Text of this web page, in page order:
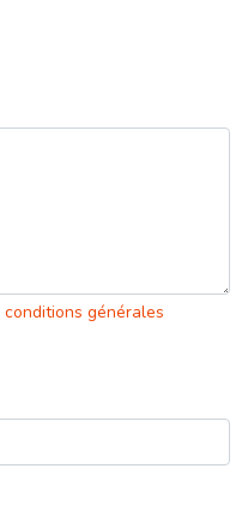
conditions générales